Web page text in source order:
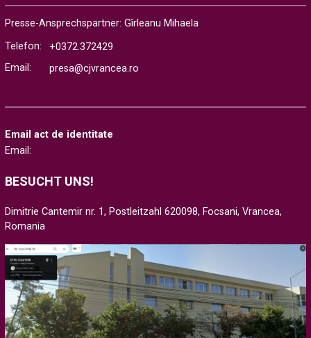
Presse-Ansprechspartner: Gîrleanu Mihaela
Telefon:
+0372.372429
Email:
presa@cjvrancea.ro
Email act de identitate
Email:
BESUCHT UNS!
Dimitrie Cantemir nr. 1, Postleitzahl 620098, Focsani, Vrancea,
Romania